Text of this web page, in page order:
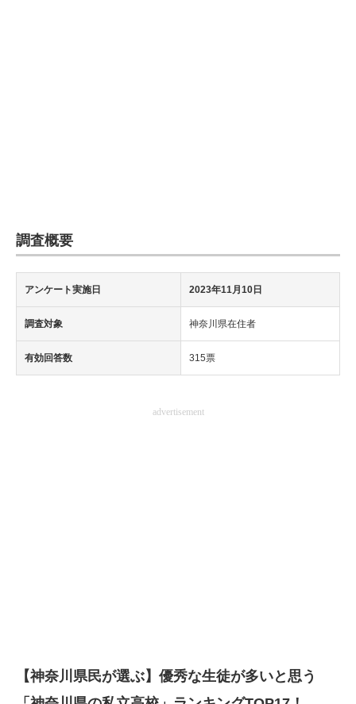
建設×テクノロジーの最前線
調査概要
アンケート実施日 2023年11月10日
調査対象 神奈川県在住者
有効回答数 315票
advertisement
【神奈川県民が選ぶ】優秀な生徒が多いと思う